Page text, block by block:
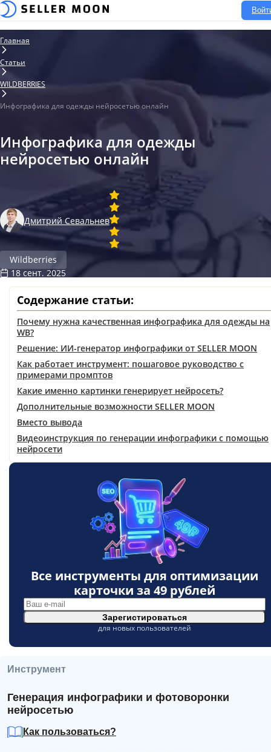
Главная
Статьи
WILDBERRIES
Инфографика для одежды нейросетью онлайн
Инфографика для одежды
нейросетью онлайн
Дмитрий Севальнев
Wildberries
18 сент. 2025
Инструмент
Генерация инфографики и фотоворонки
нейросетью
Как пользоваться?
Содержание статьи:
Почему нужна качественная инфографика для одежды на
WB?
Решение: ИИ-генератор инфографики от SELLER MOON
Как работает инструмент: пошаговое руководство с
примерами промптов
Какие именно картинки генерирует нейросеть?
Дополнительные возможности SELLER MOON
Вместо вывода
Видеоинструкция по генерации инфографики с помощью
нейросети
Все инструменты для оптимизации
карточки за 49 рублей
Зарегистироваться
для новых пользователей